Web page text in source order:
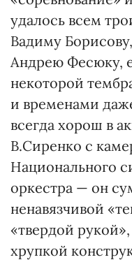
удалось всем
Вадиму
Андрею Фесюку,
некоторой
и временами
всегда хорош в
В.Сиренко с
Национального
оркестра — он
ненавязчивой
«твердой
хрупкой